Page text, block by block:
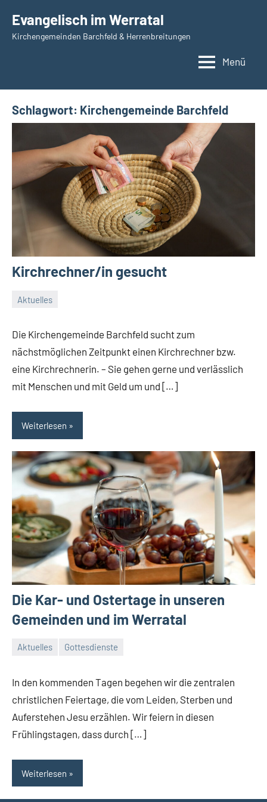
Inhalt
springen
Evangelisch im Werratal
Kirchengemeinden Barchfeld & Herrenbreitungen
Menü
Schlagwort: Kirchengemeinde Barchfeld
Kirchrechner/in gesucht
Aktuelles
2026
Die Kirchengemeinde Barchfeld sucht zum
nächstmöglichen Zeitpunkt einen Kirchrechner bzw.
eine Kirchrechnerin. – Sie gehen gerne und verlässlich
mit Menschen und mit Geld um und […]
Weiterlesen
Die Kar- und Ostertage in unseren
Gemeinden und im Werratal
Aktuelles Gottesdienste
2025
In den kommenden Tagen begehen wir die zentralen
christlichen Feiertage, die vom Leiden, Sterben und
Auferstehen Jesu erzählen. Wir feiern in diesen
Frühlingstagen, dass durch […]
Weiterlesen